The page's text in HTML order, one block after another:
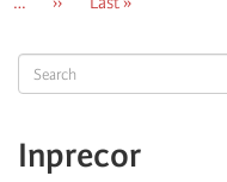
Search
Inprecor